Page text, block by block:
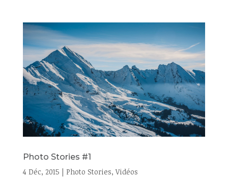
Photo Stories #1
4 Déc, 2015 | Photo Stories,Vidéos